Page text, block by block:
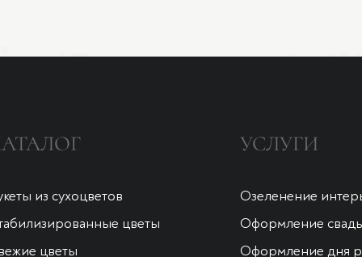
из сухоцветов
цветы
цветы
УСЛУГИ
Озеленение
Оформление
Оформление дня